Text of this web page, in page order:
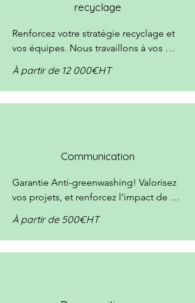
recyclage
Renforcez votre stratégie recyclage et
vos équipes. Nous travaillons à vos
côtés pour optimiser la gestion de vos
besoins le temps de transformer vos
défis écologiques en opportunités
durables: Formation des équipes,
À partir de 12 000€HT
Communication
Garantie Anti-greenwashing! Valorisez
vos projets, et renforcez l’impact de
votre communication en traduisant des
concepts complexes de manière à les
rendre plus accessibles et plus
ludiques pour votre public cible.
À partir de 500€HT